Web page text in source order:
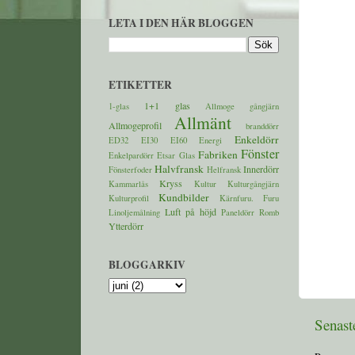
LETA I DEN HÄR BLOGGEN
ETIKETTER
1-glas 1+1 glas Allmoge gångjärn
Allmogeprofil Allmänt
branddörr
ED32
EI30 EI60 Energi Enkeldörr
Enkelpardörr Etsar Glas Fabriken Fönster
Fönsterfoder Halvfransk Helfransk Innerdörr
Kammarlås Kryss Kultur
Kulturgångjärn
Kulturprofil
Kundbilder
Kärnfuru. Furu
Linoljemålning Luft på höjd Paneldörr Romb
Ytterdörr
BLOGGARKIV